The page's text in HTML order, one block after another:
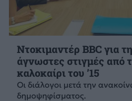
Ντοκιμαντέρ BBC για
άγνωστες στιγμές από
καλοκαίρι του ’15
Οι διάλογοι μετά την
δημοψηφίσματος.